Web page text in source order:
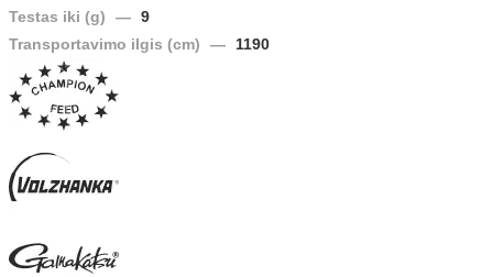
Testas iki (g)
— 9
Transportavimo ilgis (cm)
— 1190